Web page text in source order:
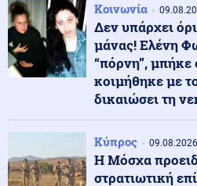
Κοινωνία 10.08.2026 - 08:16
Άγρια καταδίωξη έξω
Ένοπλες Συρράξεις
Ουκρανία: Πέντε
κατευθυνόμενες βόμβες
Κοινωνία
Δεν υπάρχει
μάνας! Ελένη
“πόρνη”,
κοιμήθηκε με
δικαιώσει τη
Κύπρος
Η Μόσχα
στρατιωτική